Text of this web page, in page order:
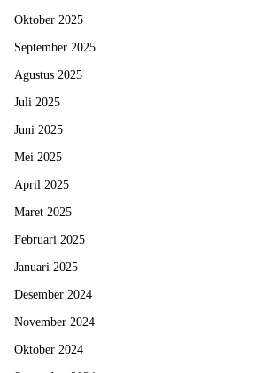
Oktober 2025
September 2025
Agustus 2025
Juli 2025
Juni 2025
Mei 2025
April 2025
Maret 2025
Februari 2025
Januari 2025
Desember 2024
November 2024
Oktober 2024